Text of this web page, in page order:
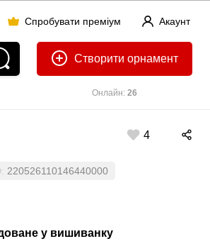
Акаунт
Спробувати преміум
Створити
Онлайн: 26
4
220526110146440000
у вишиванку